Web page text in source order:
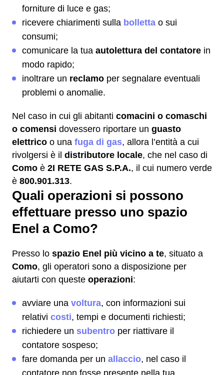
forniture di luce e gas;
ricevere chiarimenti sulla bolletta o sui
consumi;
comunicare la tua autolettura del contatore in
modo rapido;
inoltrare un reclamo per segnalare eventuali
problemi o anomalie.
Nel caso in cui gli abitanti comacini o comaschi
o comensi dovessero riportare un guasto
elettrico o una fuga di gas, allora l’entità a cui
rivolgersi è il distributore locale, che nel caso di
Como è 2I RETE GAS S.P.A., il cui numero verde
è 800.901.313.
Quali operazioni si possono
effettuare presso uno spazio
Enel a Como?
Presso lo spazio Enel più vicino a te, situato a
Como, gli operatori sono a disposizione per
aiutarti con queste operazioni:
avviare una voltura, con informazioni sui
relativi costi, tempi e documenti richiesti;
richiedere un subentro per riattivare il
contatore sospeso;
fare domanda per un allaccio, nel caso il
contatore non fosse presente nella tua